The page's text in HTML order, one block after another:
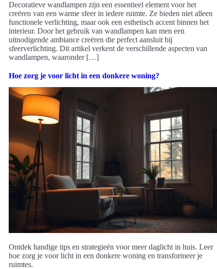
Decoratieve wandlampen zijn een essentieel element voor het
creëren van een warme sfeer in iedere ruimte. Ze bieden niet alleen
functionele verlichting, maar ook een esthetisch accent binnen het
interieur. Door het gebruik van wandlampen kan men een
uitnodigende ambiance creëren die perfect aansluit bij
sfeerverlichting. Dit artikel verkent de verschillende aspecten van
wandlampen, waaronder […]
Hoe zorg je voor licht in een donkere woning?
Ontdek handige tips en strategieën voor meer daglicht in huis. Leer
hoe zorg je voor licht in een donkere woning en transformeer je
ruimtes.